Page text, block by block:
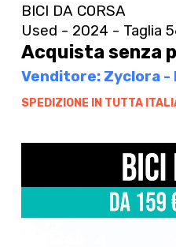
BICI DA CORSA
Used - 2024 - Taglia
Acquista senza
Venditore: Zyclora -
SPEDIZIONE IN TUTTA